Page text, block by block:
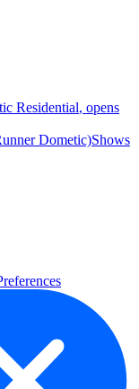
Residential, opens
Dometic)Shows